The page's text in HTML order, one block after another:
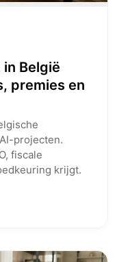
België
premies en
projecten.
fiscale
krijgt.